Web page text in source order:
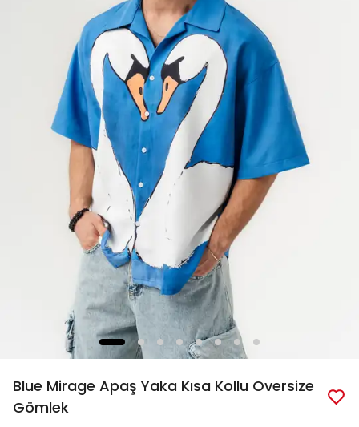
Blue Mirage Apaş Yaka Kısa Kollu Oversize
Gömlek